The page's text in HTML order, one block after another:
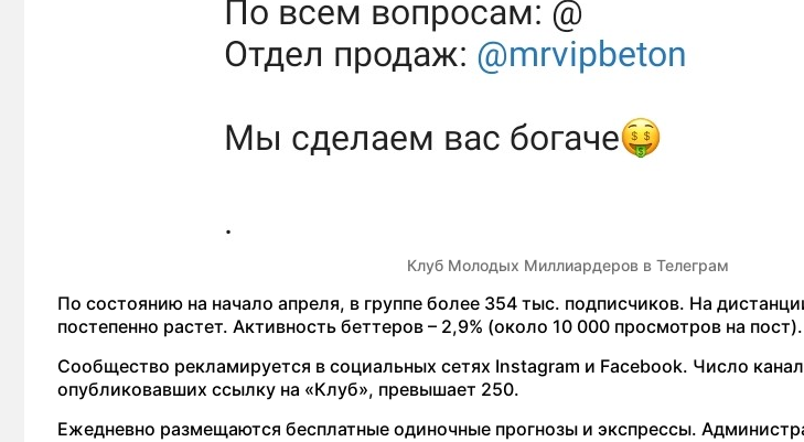
Клуб Молодых Миллиардеров в Телеграм
По состоянию на начало апреля, в группе более 354 тыс. подписчиков. На
постепенно растет. Активность беттеров – 2,9% (около 10 000 просмотров на пост).
Сообщество рекламируется в социальных сетях Instagram и Facebook. Число
опубликовавших ссылку на «Клуб», превышает 250.
Ежедневно размещаются бесплатные одиночные прогнозы и экспрессы.